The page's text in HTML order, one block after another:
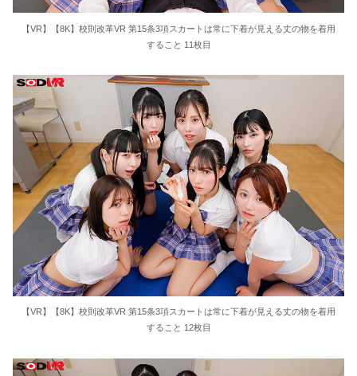
【VR】【8K】校則改革VR 第15条3項スカートは常に下着が見える丈の物を着用
すること 11枚目
【VR】【8K】校則改革VR 第15条3項スカートは常に下着が見える丈の物を着用
すること 12枚目